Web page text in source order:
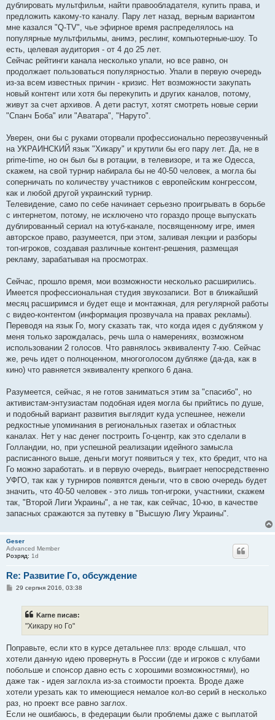
дублировать мультфильм, найти правообладателя, купить права, и
предложить какому-то каналу. Пару лет назад, верным вариантом
мне казался "Q-TV", чье эфирное время распределялось на
популярные мультфильмы, анимэ, реслинг, компьютерные-шоу. То
есть, целевая аудитория - от 4 до 25 лет.
Сейчас рейтинги канала несколько упали, но все равно, он
продолжает пользоваться популярностью. Упали в первую очередь
из-за всем известных причин - кризис. Нет возможности закупать
новый контент или хотя бы перекупить и других каналов, потому,
живут за счет архивов. А дети растут, хотят смотреть новые серии
"Спанч Боба" или "Аватара", "Наруто".
Уверен, они бы с руками оторвали профессионально переозвученный
на УКРАИНСКИЙ язык "Хикару" и крутили бы его пару лет. Да, не в
prime-time, но он был бы в ротации, в телевизоре, и та же Одесса,
скажем, на свой турнир набирала бы не 40-50 человек, а могла бы
соперничать по количеству участников с европейским конгрессом,
как и любой другой украинский турнир.
Телевидение, само по себе начинает серьезно проигрывать в борьбе
с интернетом, потому, не исключено что гораздо проще выпускать
дублированный сериал на ютуб-канале, посвященному игре, имея
авторское право, разумеется, при этом, заливая лекции и разборы
топ-игроков, создавая различные контент-решения, размещая
рекламу, зарабатывая на просмотрах.
Сейчас, прошло время, мои возможности несколько расширились.
Имеется профессиональная студия звукозаписи. Вот в ближайший
месяц расширимся и будет еще и монтажная, для регулярной работы
с видео-контентом (информация прозвучала на правах рекламы).
Переводя на язык Го, могу сказать так, что когда идея с дубляжом у
меня только зарождалась, речь шла о намерениях, возможном
использовании 2 голосов. Что равнялось эквиваленту 7-кю. Сейчас
же, речь идет о полноценном, многоголосом дубляже (да-да, как в
кино) что равняется эквиваленту крепкого 6 дана.
Разумеется, сейчас, я не готов заниматься этим за "спасибо", но
активистам-энтузиастам подобная идея могла бы прийтись по душе,
и подобный вариант развития выглядит куда успешнее, нежели
редкостные упоминания в региональных газетах и областных
каналах. Нет у нас денег построить Го-центр, как это сделали в
Голландии, но, при успешной реализации идейного замысла
расписанного выше, деньги могут появиться у тех, кто бредит, что на
Го можно заработать. и в первую очередь, выиграет непосредственно
УФГО, так как у турниров появятся деньги, что в свою очередь будет
значить, что 40-50 человек - это лишь топ-игроки, участники, скажем
так, "Второй Лиги Украины", а не так, как сейчас, 10-кю, в качестве
запасных сражаются за путевку в "Высшую Лигу Украины".
Geser
Advanced Member
Розряд: 1d
Re: Развитие Го, обсуждение
П
е
н
я
29 серпня 2016, 03:38
Karne писав:
"Хикару но Го"
Поправьте, если кто в курсе детальнее плз: вроде слышал, что
хотели данную идею провернуть в России (где и игроков с клубами
побольше и спонсор давно есть с хорошими возможностями), но
даже так - идея заглохла из-за стоимости проекта. Вроде даже
хотели урезать как то имеющиеся немалое кол-во серий в несколько
раз, но проект все равно заглох.
Если не ошибаюсь, в федерации были проблемы даже с выплатой